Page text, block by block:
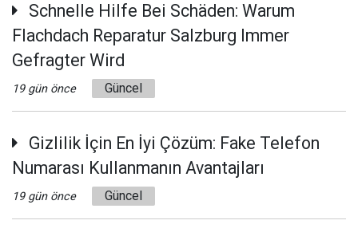
Schnelle Hilfe Bei Schäden: Warum
Flachdach Reparatur Salzburg Immer
Gefragter Wird
19 gün önce Güncel
Gizlilik İçin En İyi Çözüm: Fake Telefon
Numarası Kullanmanın Avantajları
19 gün önce Güncel